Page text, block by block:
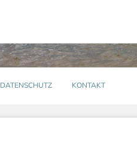
DATENSCHUTZ KONTAKT